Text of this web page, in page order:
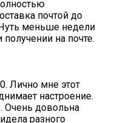
почтой до
меньше недели
на почте.
Лично мне этот
настроение.
Очень довольна
разного